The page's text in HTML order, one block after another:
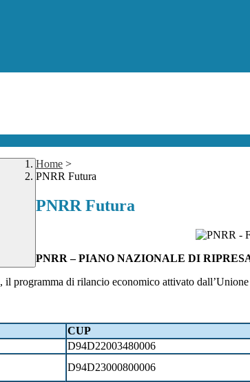
Home >
PNRR Futura
PNRR Futura
PNRR – PIANO NAZIONALE DI
, il programma di rilancio economico attivato
CUP
D94D22003480006
D94D23000800006